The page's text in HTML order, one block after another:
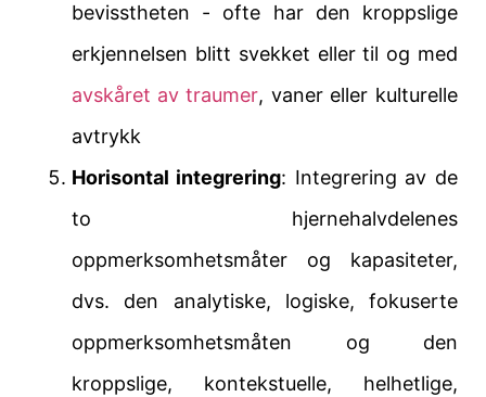
bevisstheten - ofte har den kroppslige
erkjennelsen blitt svekket eller til og med
avskåret av traumer, vaner eller kulturelle
avtrykk
Horisontal integrering: Integrering av de
to hjernehalvdelenes
oppmerksomhetsmåter og kapasiteter,
dvs. den analytiske, logiske, fokuserte
oppmerksomhetsmåten og den
kroppslige, kontekstuelle, helhetlige,